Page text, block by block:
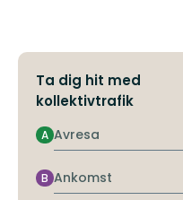
Ta dig hit med
kollektivtrafik
Avresa
A
Ankomst
B